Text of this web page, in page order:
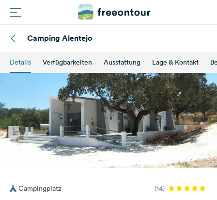
Routen
Plätze
Magazin
Partner
Registrieren
Einloggen
Camping Alentejo
Details Verfügbarkeiten Ausstattung Lage & Kontakt
Campingplatz (14)